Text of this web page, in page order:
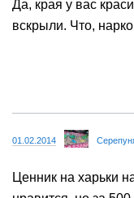
Да, края у вас
вскрыли. Что,
01.02.2014
Ценник на харьки